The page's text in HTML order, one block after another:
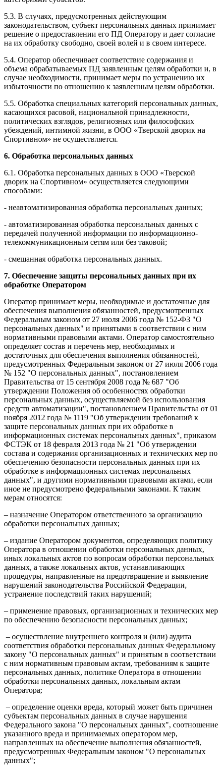
5.3. В случаях, предусмотренных действующим
законодательством, субъект персональных данных принимает
решение о предоставлении его ПД Оператору и дает согласие
на их обработку свободно, своей волей и в своем интересе.
5.4. Оператор обеспечивает соответствие содержания и
объема обрабатываемых ПД заявленным целям обработки и, в
случае необходимости, принимает меры по устранению их
избыточности по отношению к заявленным целям обработки.
5.5. Обработка специальных категорий персональных данных,
касающихся расовой, национальной принадлежности,
политических взглядов, религиозных или философских
убеждений, интимной жизни, в ООО «Тверской дворик на
Спортивном» не осуществляется.
6. Обработка персональных данных
6.1. Обработка персональных данных в ООО «Тверской
дворик на Спортивном» осуществляется следующими
способами:
- неавтоматизированная обработка персональных данных;
- автоматизированная обработка персональных данных с
передачей полученной информации по информационно-
телекоммуникационным сетям или без таковой;
- смешанная обработка персональных данных.
7. Обеспечение защиты персональных данных при их
обработке Оператором
Оператор принимает меры, необходимые и достаточные для
обеспечения выполнения обязанностей, предусмотренных
Федеральным законом от 27 июля 2006 года № 152-ФЗ "О
персональных данных" и принятыми в соответствии с ним
нормативными правовыми актами. Оператор самостоятельно
определяет состав и перечень мер, необходимых и
достаточных для обеспечения выполнения обязанностей,
предусмотренных Федеральным законом от 27 июля 2006 года
№ 152 "О персональных данных", постановлением
Правительства от 15 сентября 2008 года № 687 "Об
утверждении Положения об особенностях обработки
персональных данных, осуществляемой без использования
средств автоматизации", постановлением Правительства от 01
ноября 2012 года № 1119 "Об утверждении требований к
защите персональных данных при их обработке в
информационных системах персональных данных", приказом
ФСТЭК от 18 февраля 2013 года № 21 "Об утверждении
состава и содержания организационных и технических мер по
обеспечению безопасности персональных данных при их
обработке в информационных системах персональных
данных", и другими нормативными правовыми актами, если
иное не предусмотрено федеральными законами. К таким
мерам относятся:
– назначение Оператором ответственного за организацию
обработки персональных данных;
– издание Оператором документов, определяющих политику
Оператора в отношении обработки персональных данных,
иных локальных актов по вопросам обработки персональных
данных, а также локальных актов, устанавливающих
процедуры, направленные на предотвращение и выявление
нарушений законодательства Российской Федерации,
устранение последствий таких нарушений;
– применение правовых, организационных и технических мер
по обеспечению безопасности персональных данных;
– осуществление внутреннего контроля и (или) аудита
соответствия обработки персональных данных Федеральному
закону "О персональных данных" и принятым в соответствии
с ним нормативным правовым актам, требованиям к защите
персональных данных, политике Оператора в отношении
обработки персональных данных, локальным актам
Оператора;
– определение оценки вреда, который может быть причинен
субъектам персональных данных в случае нарушения
Федерального закона "О персональных данных", соотношение
указанного вреда и принимаемых оператором мер,
направленных на обеспечение выполнения обязанностей,
предусмотренных Федеральным законом "О персональных
данных";